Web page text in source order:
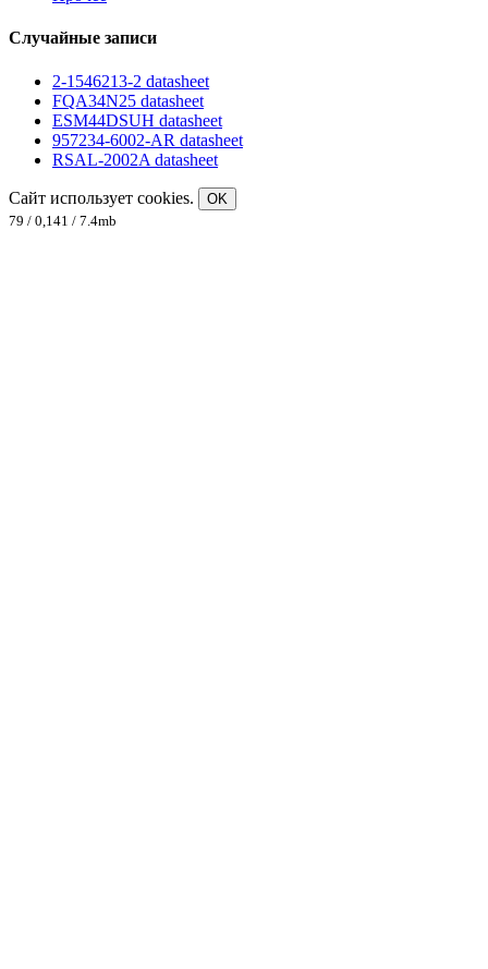
Случайные записи
2-1546213-2 datasheet
FQA34N25 datasheet
ESM44DSUH datasheet
957234-6002-AR datasheet
RSAL-2002A datasheet
Сайт использует cookies.
OK
79 / 0,141 / 7.4mb